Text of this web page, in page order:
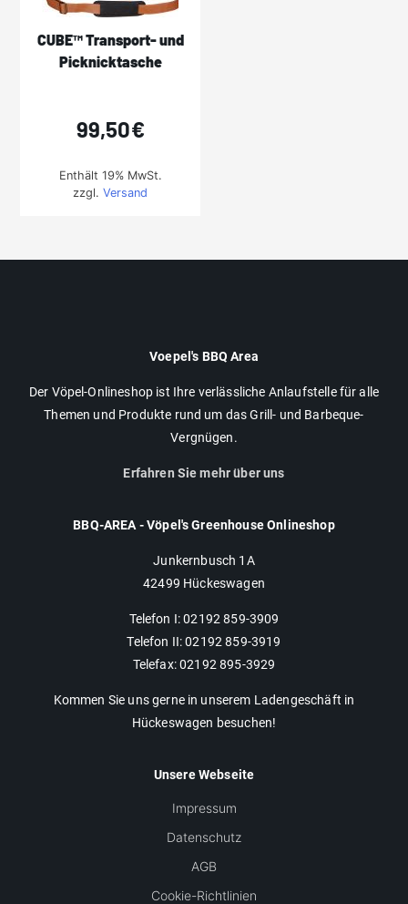
CUBE™ Transport- und
Picknicktasche
99,50€
Enthält 19% MwSt.
zzgl.Versand
Voepel's BBQ Area
Der Vöpel-Onlineshop ist Ihre verlässliche Anlaufstelle für alle
Themen und Produkte rund um das Grill- und Barbeque-
Vergnügen.
Erfahren Sie mehr über uns
BBQ-AREA - Vöpel's Greenhouse Onlineshop
Junkernbusch 1A
42499 Hückeswagen
Telefon I: 02192 859-3909
Telefon II: 02192 859-3919
Telefax: 02192 895-3929
Kommen Sie uns gerne in unserem Ladengeschäft in
Hückeswagen besuchen!
Unsere Webseite
Impressum
Datenschutz
AGB
Cookie-Richtlinien